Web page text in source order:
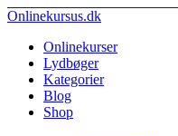
Onlinekursus.dk
Onlinekurser
Lydbøger
Kategorier
Blog
Shop